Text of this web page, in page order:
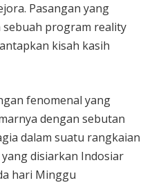
Pasangan yang
sebuah program reality
kisah kasih
fenomenal yang
dengan sebutan
dalam suatu rangkaian
yang disiarkan Indosiar
hari Minggu